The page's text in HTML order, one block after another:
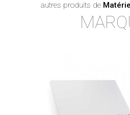
autres produits de